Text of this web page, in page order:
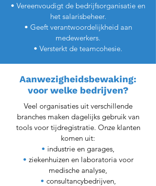
• Vereenvoudigt de bedrijfsorganisatie en
het salarisbeheer.
• Geeft verantwoordelijkheid aan
medewerkers.
• Versterkt de teamcohesie.
Aanwezigheidsbewaking:
voor welke bedrijven?
Veel organisaties uit verschillende
branches maken dagelijks gebruik van
tools voor tijdregistratie. Onze klanten
komen uit:
• industrie en garages,
• ziekenhuizen en laboratoria voor
medische analyse,
• consultancybedrijven,